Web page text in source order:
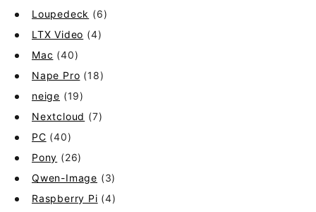
Loupedeck (6)
LTX Video (4)
Mac (40)
Nape Pro (18)
neige (19)
Nextcloud (7)
PC (40)
Pony (26)
Qwen-Image (3)
Raspberry Pi (4)